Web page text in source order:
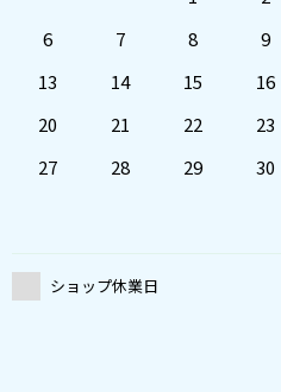
6
7 8 9
13
14 15 16
20
21 22 23
27
28 29 30
ショップ休業日